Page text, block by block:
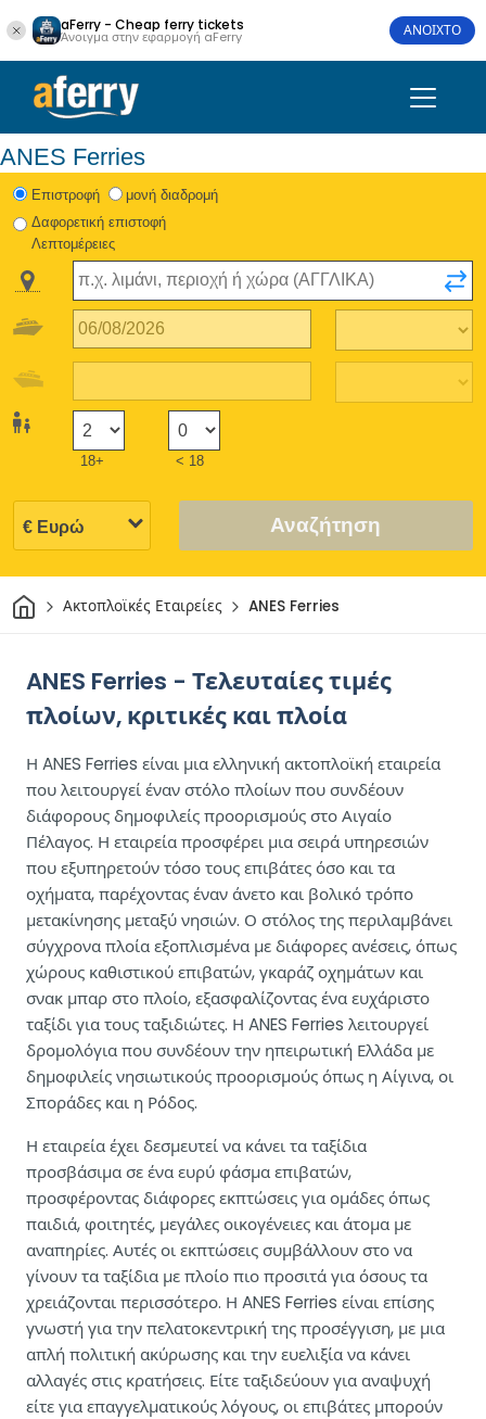
aFerry - Cheap ferry tickets
Άνοιγμα στην εφαρμογή aFerry ΑΝΟΙΧΤΟ
ANES Ferries
Eπιστροφή
μονή διαδρομή
Δαφορετική επιστοφή
Λεπτομέρειες
18+ < 18
Αναζήτηση
ΣπίτιΑκτοπλοϊκές Εταιρείες ANES Ferries
ANES Ferries - Τελευταίες τιμές
πλοίων, κριτικές και πλοία
Η ANES Ferries είναι μια ελληνική ακτοπλοϊκή εταιρεία
που λειτουργεί έναν στόλο πλοίων που συνδέουν
διάφορους δημοφιλείς προορισμούς στο Αιγαίο
Πέλαγος. Η εταιρεία προσφέρει μια σειρά υπηρεσιών
που εξυπηρετούν τόσο τους επιβάτες όσο και τα
οχήματα, παρέχοντας έναν άνετο και βολικό τρόπο
μετακίνησης μεταξύ νησιών. Ο στόλος της περιλαμβάνει
σύγχρονα πλοία εξοπλισμένα με διάφορες ανέσεις, όπως
χώρους καθιστικού επιβατών, γκαράζ οχημάτων και
σνακ μπαρ στο πλοίο, εξασφαλίζοντας ένα ευχάριστο
ταξίδι για τους ταξιδιώτες. Η ANES Ferries λειτουργεί
δρομολόγια που συνδέουν την ηπειρωτική Ελλάδα με
δημοφιλείς νησιωτικούς προορισμούς όπως η Αίγινα, οι
Σποράδες και η Ρόδος.
Η εταιρεία έχει δεσμευτεί να κάνει τα ταξίδια
προσβάσιμα σε ένα ευρύ φάσμα επιβατών,
προσφέροντας διάφορες εκπτώσεις για ομάδες όπως
παιδιά, φοιτητές, μεγάλες οικογένειες και άτομα με
αναπηρίες. Αυτές οι εκπτώσεις συμβάλλουν στο να
γίνουν τα ταξίδια με πλοίο πιο προσιτά για όσους τα
χρειάζονται περισσότερο. Η ANES Ferries είναι επίσης
γνωστή για την πελατοκεντρική της προσέγγιση, με μια
απλή πολιτική ακύρωσης και την ευελιξία να κάνει
αλλαγές στις κρατήσεις. Είτε ταξιδεύουν για αναψυχή
είτε για επαγγελματικούς λόγους, οι επιβάτες μπορούν